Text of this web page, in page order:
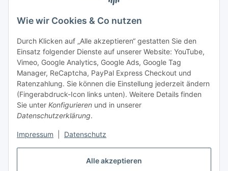
Alle akzeptieren
Wie wir Cookies & Co nutzen
Durch Klicken auf „Alle akzeptieren“ gestatten Sie den
Einsatz folgender Dienste auf unserer Website: YouTube,
Vimeo, Google Analytics, Google Ads, Google Tag
Manager, ReCaptcha, PayPal Express Checkout und
Ratenzahlung. Sie können die Einstellung jederzeit ändern
(Fingerabdruck-Icon links unten). Weitere Details finden
Sie unter Konfigurieren und in unserer
Datenschutzerklärung.
Impressum Datenschutz
Datenschutzerklärungregelmäßig und jederzeit widerruflich
Abonnieren
Informationen
Gesetzliche Informationen
Vertrag widerrufen